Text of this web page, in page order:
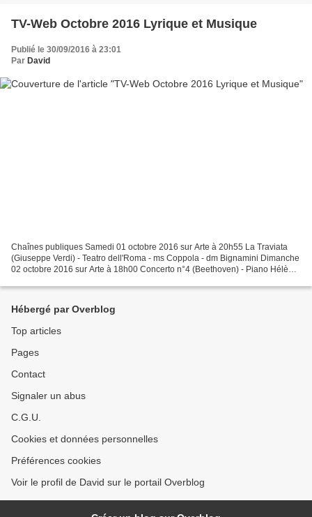
TV-Web Octobre 2016 Lyrique et Musique
Publié le 30/09/2016 à 23:01
Par David
Chaînes publiques Samedi 01 octobre 2016 sur Arte à 20h55 La Traviata
(Giuseppe Verdi) - Teatro dell'Roma - ms Coppola - dm Bignamini Dimanche
02 octobre 2016 sur Arte à 18h00 Concerto n°4 (Beethoven) - Piano Hélène
Hébergé par Overblog
Top articles
Pages
Contact
Signaler un abus
C.G.U.
Cookies et données personnelles
Préférences cookies
Voir le profil de David sur le portail Overblog